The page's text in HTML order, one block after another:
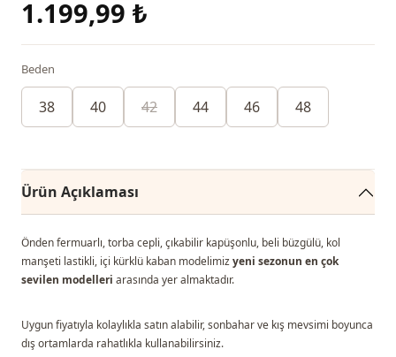
1.199,99 ₺
Beden
38 40 42 44 46 48
Ürün Açıklaması
Önden fermuarlı, torba cepli, çıkabilir kapüşonlu, beli büzgülü, kol
manşeti lastikli, içi kürklü kaban modelimizyeni sezonun en çok
sevilen modelleri arasında yer almaktadır.
Uygun fiyatıyla kolaylıkla satın alabilir, sonbahar ve kış mevsimi boyunca
dış ortamlarda rahatlıkla kullanabilirsiniz.